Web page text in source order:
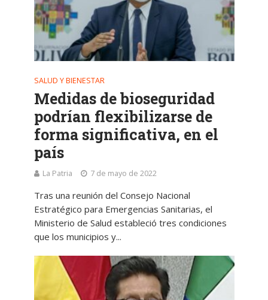
SALUD Y BIENESTAR
Medidas de bioseguridad
podrían flexibilizarse de
forma significativa, en el
país
La Patria 7 de mayo de 2022
Tras una reunión del Consejo Nacional
Estratégico para Emergencias Sanitarias, el
Ministerio de Salud estableció tres condiciones
que los municipios y...